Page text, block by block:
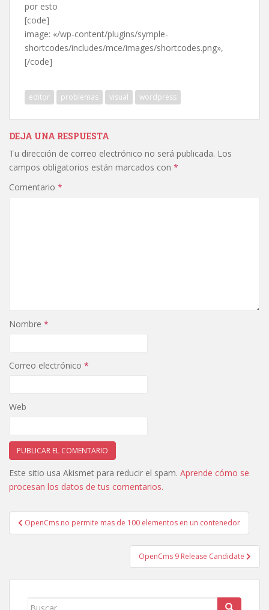
por esto
[code]
image: «/wp-content/plugins/symple-
shortcodes/includes/mce/images/shortcodes.png»,
[/code]
editor problemas visual wordpress
DEJA UNA RESPUESTA
Tu dirección de correo electrónico no será publicada. Los
campos obligatorios están marcados con *
Comentario *
Nombre *
Correo electrónico *
Web
Este sitio usa Akismet para reducir el spam. Aprende cómo se
procesan los datos de tus comentarios.
Navegación
de
OpenCms no permite mas de 100 elementos en un contenedor
OpenCms 9 Release Candidate
Buscar: